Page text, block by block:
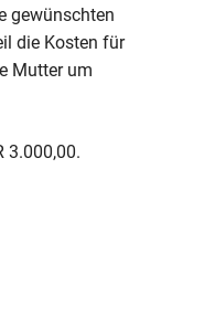
gewünschten
die Kosten für
Mutter um
3.000,00.